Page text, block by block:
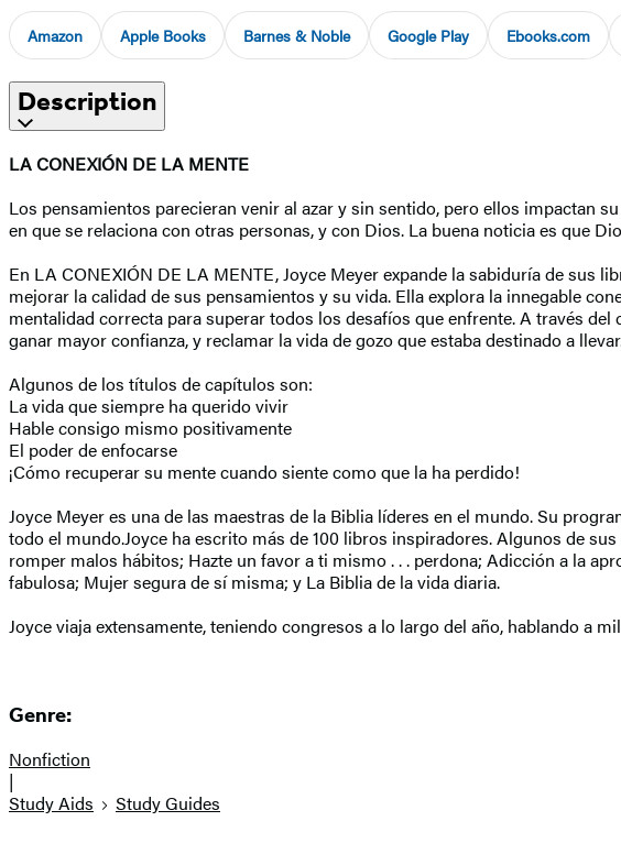
Amazon Apple Books Barnes & Noble Google Play Ebooks.com
Description
LA CONEXIÓN DE LA MENTE
Los pensamientos parecieran venir al azar y sin sentido, pero ellos impactan
en que se relaciona con otras personas, y con Dios. La buena noticia es que
En LA CONEXIÓN DE LA MENTE, Joyce Meyer expande la sabiduría de sus
mejorar la calidad de sus pensamientos y su vida. Ella explora la innegable
mentalidad correcta para superar todos los desafíos que enfrente. A través
ganar mayor confianza, y reclamar la vida de gozo que estaba destinado a
Algunos de los títulos de capítulos son:
La vida que siempre ha querido vivir
Hable consigo mismo positivamente
El poder de enfocarse
¡Cómo recuperar su mente cuando siente como que la ha perdido!
Joyce Meyer es una de las maestras de la Biblia líderes en el mundo. Su
todo el mundo.Joyce ha escrito más de 100 libros inspiradores. Algunos de
romper malos hábitos; Hazte un favor a ti mismo . . . perdona; Adicción a la
fabulosa; Mujer segura de sí misma; y La Biblia de la vida diaria.
Joyce viaja extensamente, teniendo congresos a lo largo del año, hablando a
Genre:
Nonfiction
|
Study Aids
Study Guides